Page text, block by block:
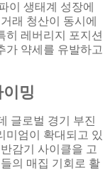
이 생태계 성장에
래 청산이 동시에
히 레버리지 포지션
가 약세를 유발하고
밍
글로벌 경기 부진
미엄이 확대되고 있
감기 사이클을 고
의 매집 기회로 활